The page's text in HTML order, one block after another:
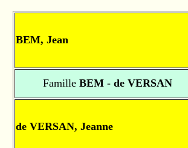
BEM, Jean
FamilleBEM - de VERSAN
de VERSAN, Jeanne